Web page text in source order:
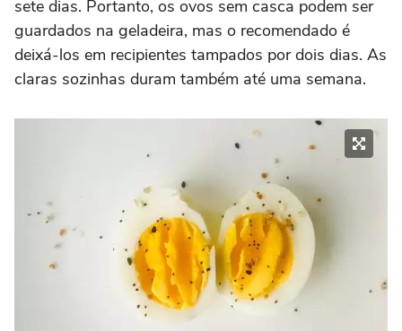
sete dias. Portanto, os ovos sem casca podem ser
guardados na geladeira, mas o recomendado é
deixá-los em recipientes tampados por dois dias. As
claras sozinhas duram também até uma semana.